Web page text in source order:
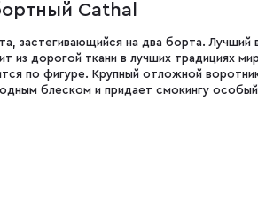
Cathal
застегивающийся на два борта.
из дорогой ткани в лучших традициях
по фигуре. Крупный отложной
блеском и придает смокингу